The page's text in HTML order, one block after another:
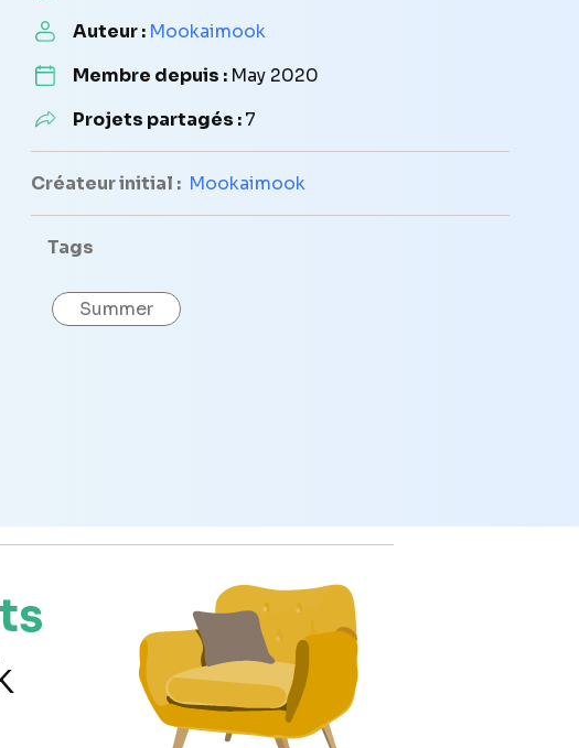
Auteur : Mookaimook
Membre depuis : May 2020
Projets partagés :7
Créateur initial : Mookaimook
Tags
Summer